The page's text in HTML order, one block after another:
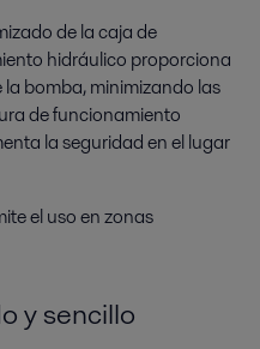
de la caja de
hidráulico proporciona
bomba, minimizando las
de funcionamiento
la seguridad en el lugar
el uso en zonas
y sencillo